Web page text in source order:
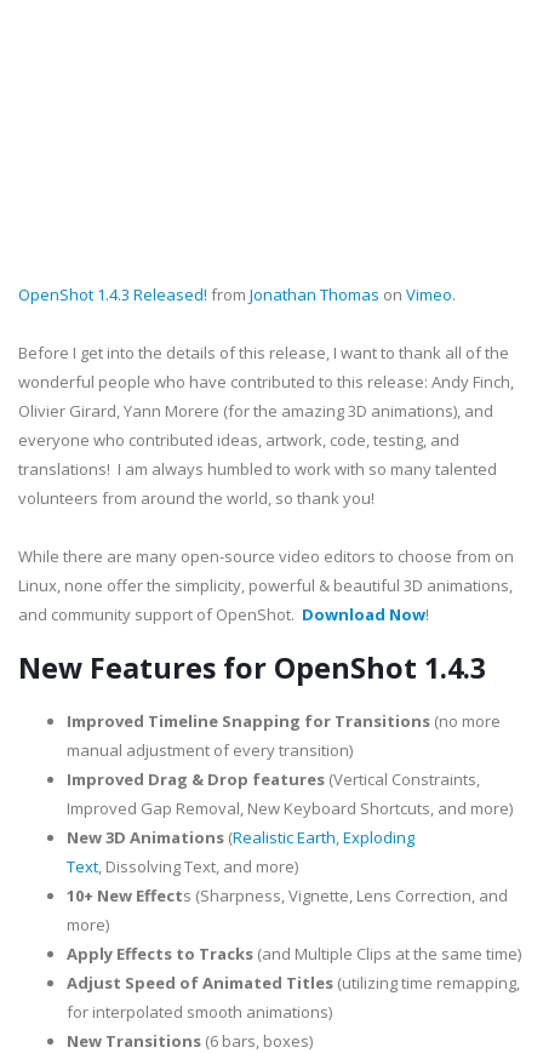
OpenShot 1.4.3 Released! from Jonathan Thomas on Vimeo.
Before I get into the details of this release, I want to thank all of the
wonderful people who have contributed to this release: Andy Finch,
Olivier Girard, Yann Morere (for the amazing 3D animations), and
everyone who contributed ideas, artwork, code, testing, and
translations! I am always humbled to work with so many talented
volunteers from around the world, so thank you!
While there are many open-source video editors to choose from on
Linux, none offer the simplicity, powerful & beautiful 3D animations,
and community support of OpenShot. Download Now!
New Features for OpenShot 1.4.3
Improved Timeline Snapping for Transitions (no more
manual adjustment of every transition)
Improved Drag & Drop features (Vertical Constraints,
Improved Gap Removal, New Keyboard Shortcuts, and more)
New 3D Animations (Realistic Earth,Exploding
Text, Dissolving Text, and more)
10+ New Effects (Sharpness, Vignette, Lens Correction, and
more)
Apply Effects to Tracks (and Multiple Clips at the same time)
Adjust Speed of Animated Titles (utilizing time remapping,
for interpolated smooth animations)
New Transitions (6 bars, boxes)